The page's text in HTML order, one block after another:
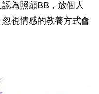
為照顧BB，放個人
視情感的教養方式會